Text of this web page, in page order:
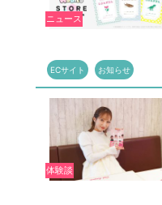
ニュース
ECサイト お知らせ
体験談